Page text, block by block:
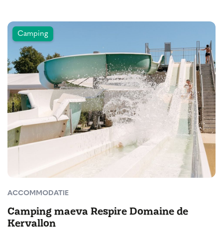
Camping
ACCOMMODATIE
Camping maeva Respire Domaine de
Kervallon